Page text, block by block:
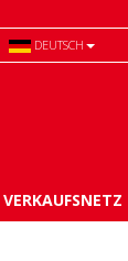
DEUTSCH
VERKAUFSNETZ